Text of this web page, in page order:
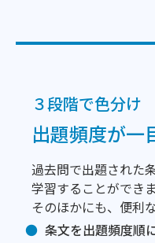
３段階で色分け
出題頻度が一
過去問で出題された
学習することができま
そのほかにも、便利
条文を出題頻度順